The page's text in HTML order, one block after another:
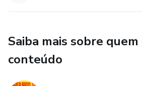
Saiba mais sobre quem
conteúdo